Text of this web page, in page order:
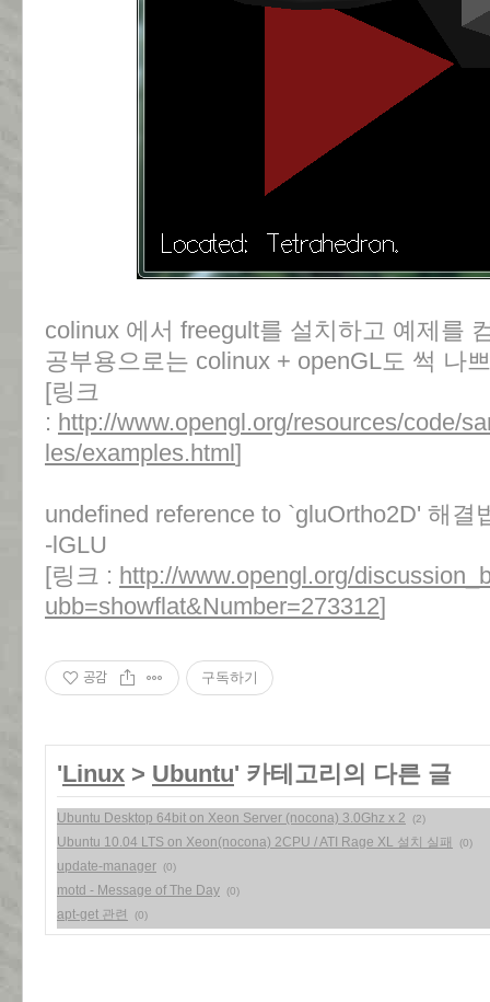
colinux 에서 freegult를 설치하고 예제를
공부용으로는 colinux + openGL도 썩 나
[링크
: http://www.opengl.org/resources/code/
les/examples.html]
undefined reference to `gluOrtho2D' 해결
-lGLU
[링크 : http://www.opengl.org/
ubb=showflat&Number=273312]
공감 구독하기
'Linux > Ubuntu' 카테고리의 다른 글
Ubuntu Desktop 64bit on Xeon Server (nocona) 3.0Ghz x 2 (2)
Ubuntu 10.04 LTS on Xeon(nocona) 2CPU / ATI Rage XL 설치 실패 (0)
update-manager (0)
motd - Message of The Day (0)
apt-get 관련 (0)